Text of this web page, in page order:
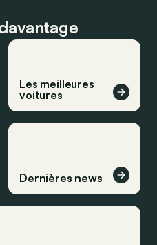
Les meilleures
voitures
Dernières news